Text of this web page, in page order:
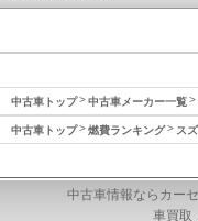
中古車トップ 中古車メーカー一覧
中古車トップ 燃費ランキング ス
中古車情報ならカー
車買取